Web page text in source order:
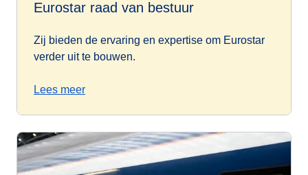
Eurostar raad van bestuur
Zij bieden de ervaring en expertise om Eurostar
verder uit te bouwen.
Lees meer